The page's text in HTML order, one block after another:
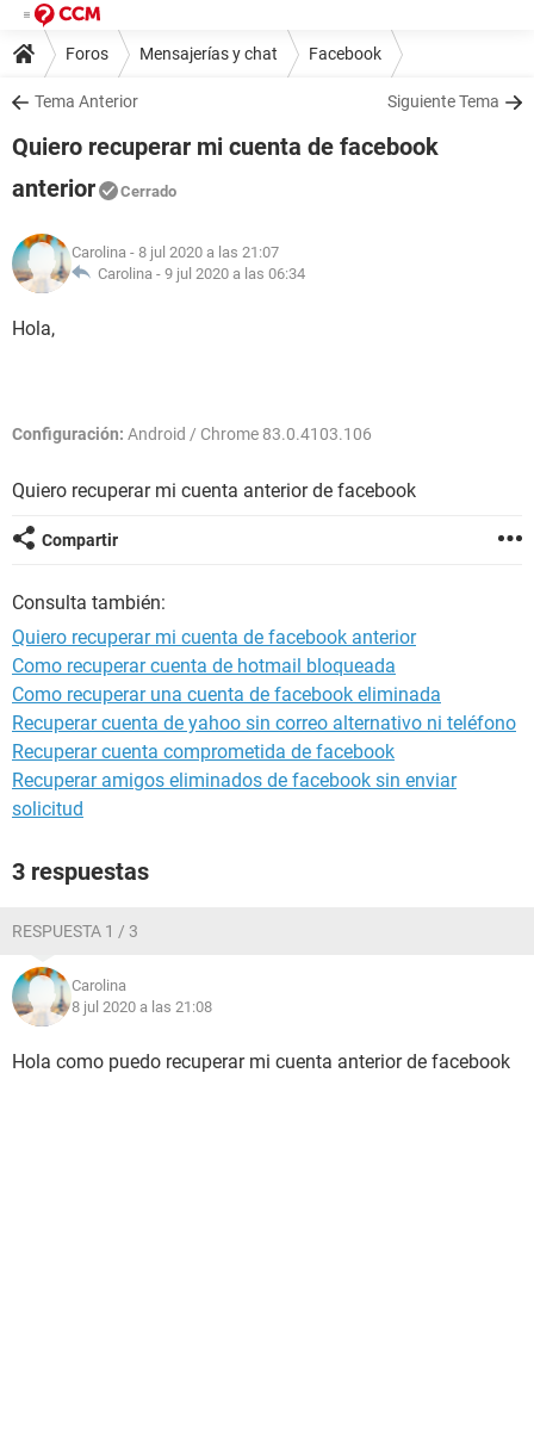
Foros Mensajerías y chat Facebook
Tema Anterior Siguiente Tema
Quiero recuperar mi cuenta de facebook
anterior
Cerrado
Carolina - 8 jul 2020 a las 21:07
Carolina - 9 jul 2020 a las 06:34
Hola,
Configuración: Android / Chrome 83.0.4103.106
Quiero recuperar mi cuenta anterior de facebook
Compartir
Consulta también:
Quiero recuperar mi cuenta de facebook anterior
Como recuperar cuenta de hotmail bloqueada
Como recuperar una cuenta de facebook eliminada
Recuperar cuenta de yahoo sin correo alternativo ni teléfono
Recuperar cuenta comprometida de facebook
Recuperar amigos eliminados de facebook sin enviar
solicitud
3 respuestas
RESPUESTA 1 / 3
Carolina
8 jul 2020 a las 21:08
Hola como puedo recuperar mi cuenta anterior de facebook